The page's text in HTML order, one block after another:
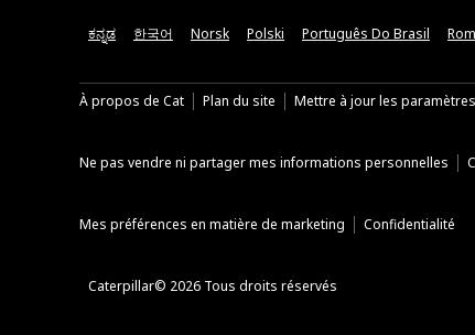
ಕನ್ನಡ 한국어 Norsk Polski Português Do Brasil
À propos de Cat Plan du site Mettre à jour les
Ne pas vendre ni partager mes informations personnelles
Mes préférences en matière de marketing Confidentialité
Caterpillar© 2026 Tous droits réservés